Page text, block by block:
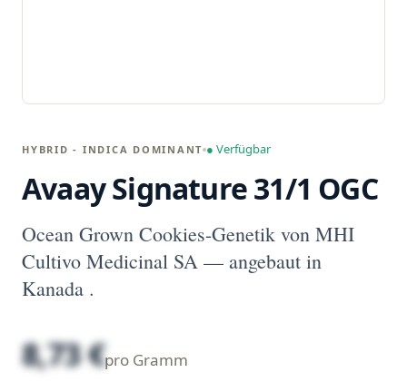
HYBRID - INDICA DOMINANT ● Verfügbar
Avaay Signature 31/1 OGC
Ocean Grown Cookies-Genetik von MHI
Cultivo Medicinal SA — angebaut in
Kanada .
8,73 €pro Gramm